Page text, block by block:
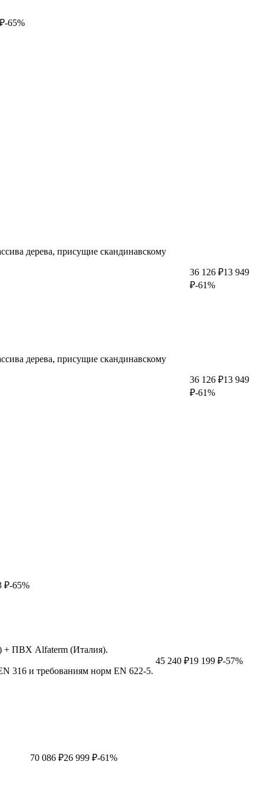
-65%
дерева, присущие скандинавскому
36 126 ₽13 949
₽-61%
дерева, присущие скандинавскому
36 126 ₽13 949
₽-61%
₽-65%
+ ПВХ Alfaterm (Италия).
316 и требованиям норм EN 622-5.
45 240 ₽19 199 ₽-57%
70 086 ₽26 999 ₽-61%